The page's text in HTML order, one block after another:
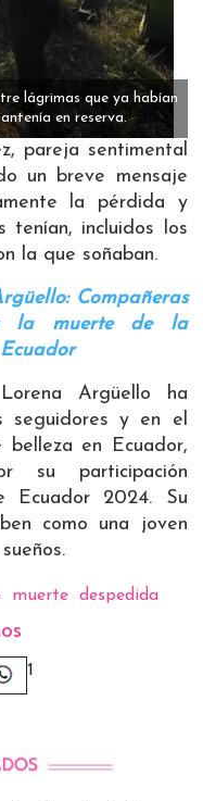
lágrimas que ya habían
en reserva.
pareja sentimental
un breve mensaje
la pérdida y
tenían, incluidos los
la que soñaban.
Compañeras
la muerte de la
Argüello ha
seguidores y en el
en Ecuador,
su participación
Ecuador 2024. Su
como una joven
muerte despedida
1